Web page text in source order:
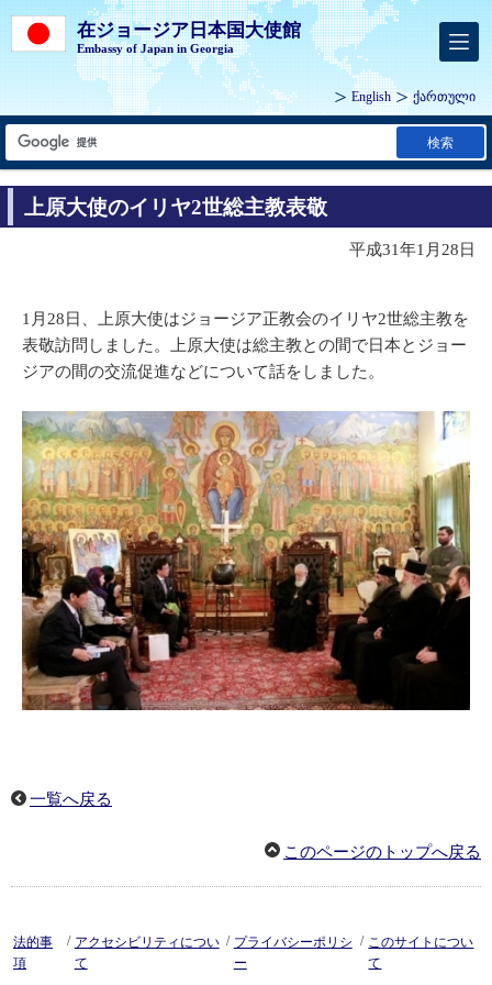
在ジョージア日本国大使館
Embassy of Japan in Georgia
English ქართული
検索
上原大使のイリヤ2世総主教表敬
平成31年1月28日
1月28日、上原大使はジョージア正教会のイリヤ2世総主教を
表敬訪問しました。上原大使は総主教との間で日本とジョー
ジアの間の交流促進などについて話をしました。
一覧へ戻る
このページのトップへ戻る
法的事
項
/ アクセシビリティについ
て
/ プライバシーポリシ
ー
/ このサイトについ
て